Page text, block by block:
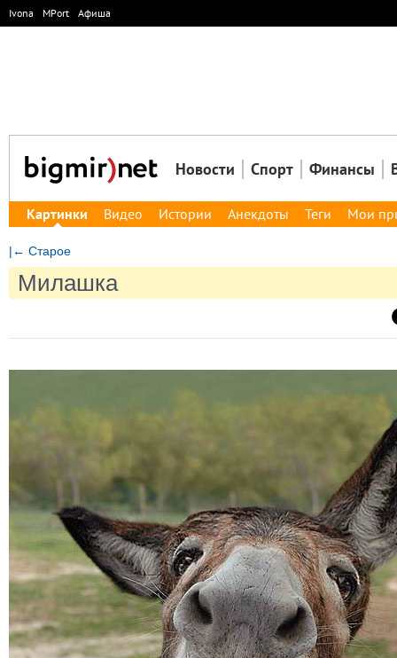
Ivona MPort Афиша
Новости Спорт Финансы
Картинки Видео Истории Анекдоты Теги Мои
|← Старое
Милашка